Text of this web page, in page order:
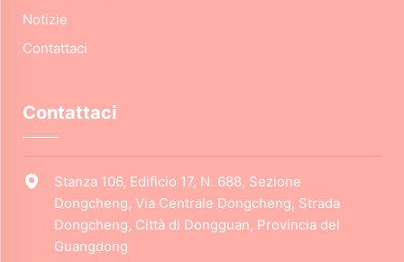
Notizie
Contattaci
Contattaci
Stanza 106, Edificio 17, N. 688, Sezione
Dongcheng, Via Centrale Dongcheng, Strada
Dongcheng, Città di Dongguan, Provincia del
Guangdong